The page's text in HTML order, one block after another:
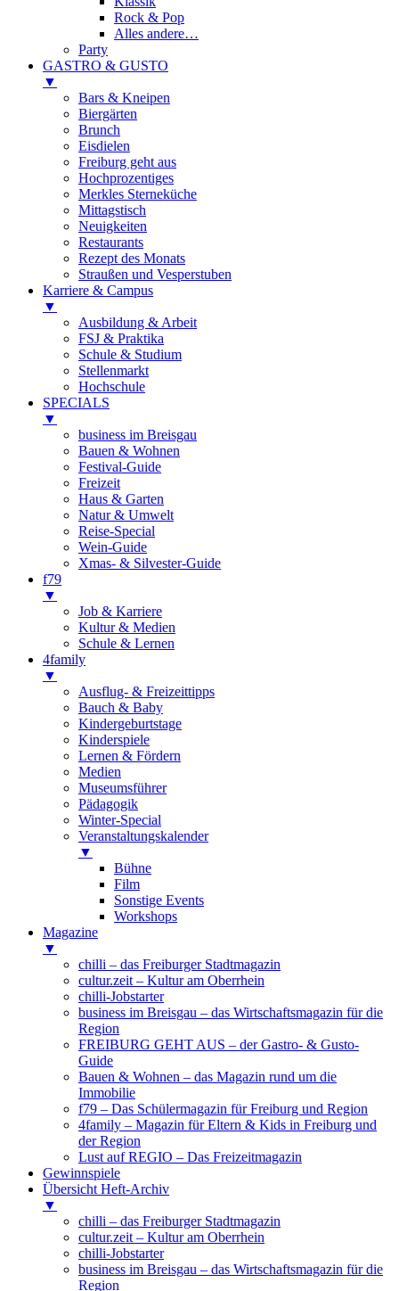
Rock & Pop
Alles andere…
Party
GASTRO & GUSTO
▼
Bars & Kneipen
Biergärten
Brunch
Eisdielen
Freiburg geht aus
Hochprozentiges
Merkles Sterneküche
Mittagstisch
Neuigkeiten
Restaurants
Rezept des Monats
Straußen und Vesperstuben
Karriere & Campus
▼
Ausbildung & Arbeit
FSJ & Praktika
Schule & Studium
Stellenmarkt
Hochschule
SPECIALS
▼
business im Breisgau
Bauen & Wohnen
Festival-Guide
Freizeit
Haus & Garten
Natur & Umwelt
Reise-Special
Wein-Guide
Xmas- & Silvester-Guide
f79
▼
Job & Karriere
Kultur & Medien
Schule & Lernen
4family
▼
Ausflug- & Freizeittipps
Bauch & Baby
Kindergeburtstage
Kinderspiele
Lernen & Fördern
Medien
Museumsführer
Pädagogik
Winter-Special
Veranstaltungskalender
▼
Bühne
Film
Sonstige Events
Workshops
Magazine
▼
chilli – das Freiburger Stadtmagazin
cultur.zeit – Kultur am Oberrhein
chilli-Jobstarter
business im Breisgau – das Wirtschaftsmagazin für die
Region
FREIBURG GEHT AUS – der Gastro- & Gusto-
Guide
Bauen & Wohnen – das Magazin rund um die
Immobilie
f79 – Das Schülermagazin für Freiburg und Region
4family – Magazin für Eltern & Kids in Freiburg und
der Region
Lust auf REGIO – Das Freizeitmagazin
Gewinnspiele
Übersicht Heft-Archiv
▼
chilli – das Freiburger Stadtmagazin
cultur.zeit – Kultur am Oberrhein
chilli-Jobstarter
business im Breisgau – das Wirtschaftsmagazin für die
Region